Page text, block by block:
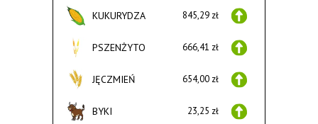
KUKURYDZA 845,29 zł
PSZENŻYTO 666,41 zł
JĘCZMIEŃ 654,00 zł
BYKI 23,25 zł